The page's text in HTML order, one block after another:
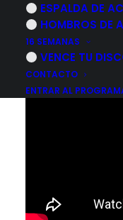
ESPALDA DE
HOMBROS DE
16 SEMANAS
VENCE TU
CONTACTO
ENTRAR AL